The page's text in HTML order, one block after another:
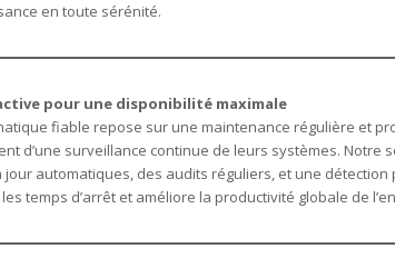
en toute sérénité.
pour une disponibilité maximale
fiable repose sur une maintenance régulière et
d’une surveillance continue de leurs systèmes. Notre
automatiques, des audits réguliers, et une détection
temps d’arrêt et améliore la productivité globale de